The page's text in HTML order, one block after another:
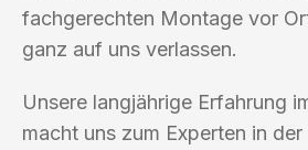
fachgerechten Montage vor
ganz auf uns verlassen.
Unsere langjährige Erfahrung
macht uns zum Experten in